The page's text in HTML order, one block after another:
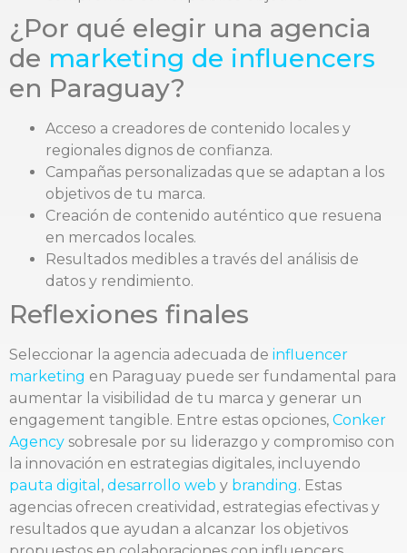
¿Por qué elegir una agencia
de marketing de influencers
en Paraguay?
Acceso a creadores de contenido locales y
regionales dignos de confianza.
Campañas personalizadas que se adaptan a los
objetivos de tu marca.
Creación de contenido auténtico que resuena
en mercados locales.
Resultados medibles a través del análisis de
datos y rendimiento.
Reflexiones finales
Seleccionar la agencia adecuada de influencer
marketing en Paraguay puede ser fundamental para
aumentar la visibilidad de tu marca y generar un
engagement tangible. Entre estas opciones, Conker
Agency sobresale por su liderazgo y compromiso con
la innovación en estrategias digitales, incluyendo
pauta digital , desarrollo web y branding. Estas
agencias ofrecen creatividad, estrategias efectivas y
resultados que ayudan a alcanzar los objetivos